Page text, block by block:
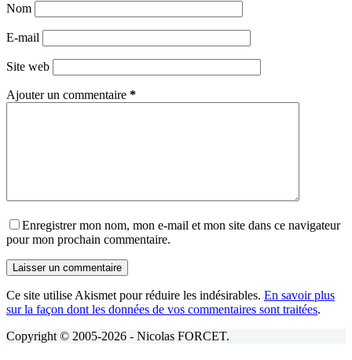
Nom
E-mail
Site web
Ajouter un commentaire *
Enregistrer mon nom, mon e-mail et mon site dans ce navigateur
pour mon prochain commentaire.
Laisser un commentaire
Ce site utilise Akismet pour réduire les indésirables. En savoir plus
sur la façon dont les données de vos commentaires sont traitées.
Copyright © 2005-2026 - Nicolas FORCET.